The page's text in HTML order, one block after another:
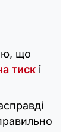
що
тиск і